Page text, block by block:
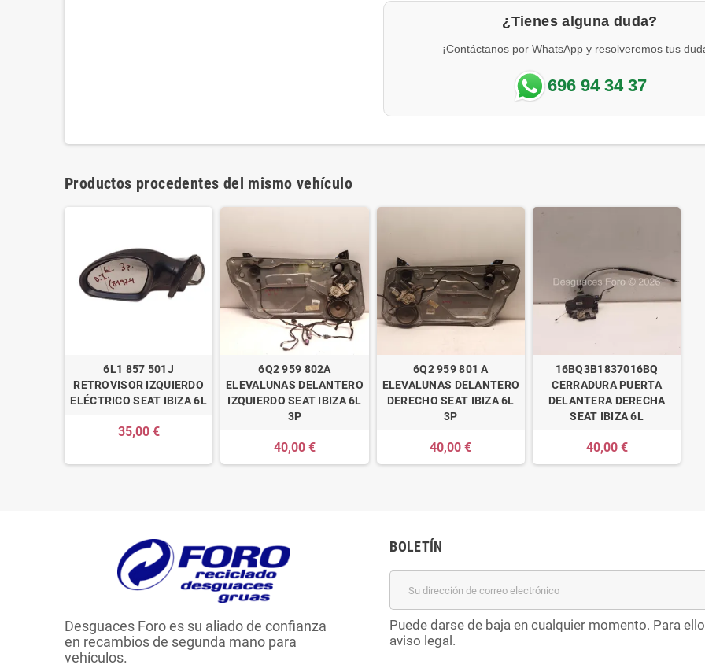
¿Tienes alguna duda?
¡Contáctanos por WhatsApp y resolveremos tus
696 94 34 37
Productos procedentes del mismo vehículo
6L1 857 501J
RETROVISOR IZQUIERDO
ELÉCTRICO SEAT IBIZA 6L
35,00 €
6Q2 959 802A
ELEVALUNAS DELANTERO
IZQUIERDO SEAT IBIZA 6L
3P
40,00 €
6Q2 959 801 A
ELEVALUNAS DELANTERO
DERECHO SEAT IBIZA 6L
3P
40,00 €
16BQ3B1837016BQ
CERRADURA PUERTA
DELANTERA DERECHA
SEAT IBIZA 6L
40,00 €
Desguaces Foro es su aliado de confianza
en recambios de segunda mano para
vehículos.
BOLETÍN
Puede darse de baja en cualquier momento. Para
aviso legal.